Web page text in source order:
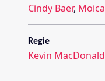
Cindy Baer, Moica
Regie
Kevin MacDonald